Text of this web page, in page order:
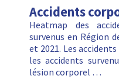
Accidents
Heatmap des
survenus en Région
et 2021. Les
les accidents
lésion corporel …